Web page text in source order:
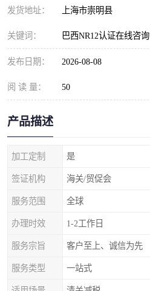
发货地址： 上海市崇明县
关键词： 巴西NR12认证在线咨询
发布日期： 2026-08-08
阅 读 量： 50
产品描述
加工定制 是
签证机构 海关/贸促会
服务范围 全球
办理时效 1-2工作日
服务宗旨 客户至上、诚信为先
服务类型 一站式